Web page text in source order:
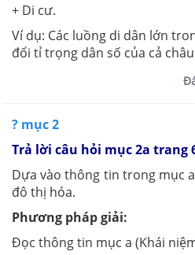
+ Di cư.
Ví dụ: Các luồng di dân lớn
đổi tỉ trọng dân số của cả
? mục 2
Trả lời câu hỏi mục 2a trang
Dựa vào thông tin trong mục
đô thị hóa.
Phương pháp giải:
Đọc thông tin mục a (Khái